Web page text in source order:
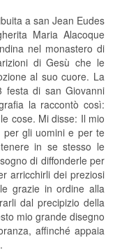
a san Jean Eudes
Maria Alacoque
nel monastero di
di Gesù che le
al suo cuore. La
festa di san Giovanni
la raccontò così:
cose. Mi disse: Il mio
per gli uomini e per te
in se stesso le
di diffonderle per
arricchirli dei preziosi
grazie in ordine alla
dal precipizio della
mio grande disegno
affinché appaia